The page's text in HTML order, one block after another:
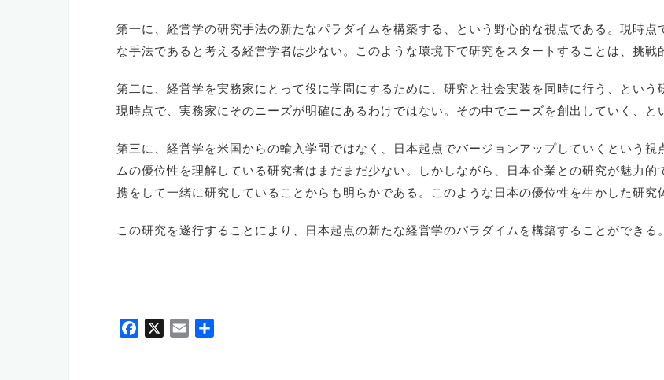
第一に、経営学の研究手法の新たなパラダイムを構築する、という野心的な視点である。現時
な手法であると考える経営学者は少ない。このような環境下で研究をスタートすることは、挑戦
第二に、経営学を実務家にとって役に学問にするために、研究と社会実装を同時に行う、という
現時点で、実務家にそのニーズが明確にあるわけではない。その中でニーズを創出していく、と
第三に、経営学を米国からの輸入学問ではなく、日本起点でバージョンアップしていくという
ムの優位性を理解している研究者はまだまだ少ない。しかしながら、日本企業との研究が魅力
携をして一緒に研究していることからも明らかである。このような日本の優位性を生かした研究
この研究を遂行することにより、日本起点の新たな経営学のパラダイムを構築することができる。